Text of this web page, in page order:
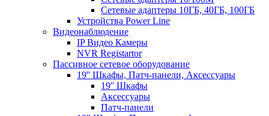
Сетевые адаптеры 10ГБ, 40ГБ, 100ГБ
Устройства Power Line
Видеонаблюдение
IP Видео Камеры
NVR Registartor
Пассивное сетевое оборудование
19'' Шкафы, Патч-панели, Аксессуары
19'' Шкафы
Аксессуары
Патч-панели